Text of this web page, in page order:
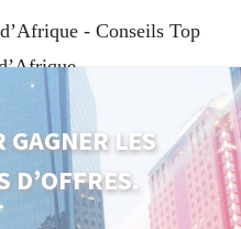
GAGNER LES
D’OFFRES.